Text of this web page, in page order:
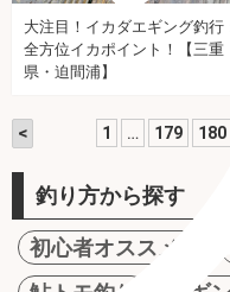
大注目！イカダエギング釣行
全方位イカポイント！【三重
県・迫間浦】
< 1 … 179 180
釣り方から探す
初心者オススメ！